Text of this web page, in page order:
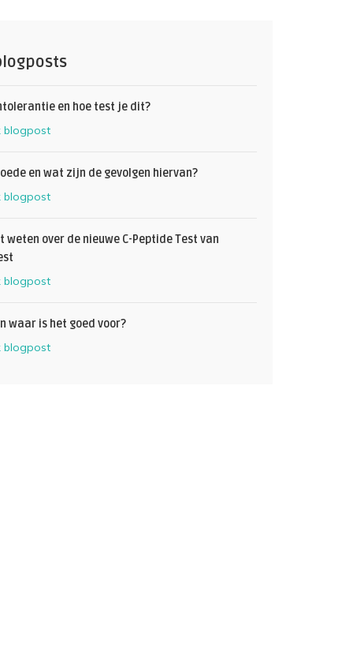
en hoe test je dit?
blogpost
en wat zijn de gevolgen hiervan?
blogpost
weten over de nieuwe C-Peptide Test van
blogpost
waar is het goed voor?
blogpost